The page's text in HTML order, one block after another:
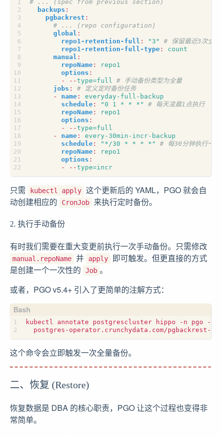
# ... (spec from previous section)
backups :
pgbackrest :
# ... (repo configuration)
global :
repo1-retention-full : "3"
# 保留最近3次全
repo1-retention-full-type :
count
manual :
repoName :
repo1
options :
- --type=full
# 手动备份类型为全量
jobs :
# 定义定时备份任务
- name :
everyday-full-backup
schedule : "0 1 * * *"
# 每天凌晨1点执行
repoName :
repo1
options :
- --type=full
- name :
every-30min-incr-backup
schedule : "*/30 * * * *"
# 每30分钟执行一
repoName :
repo1
options :
- --type=incr
只需 kubectl apply 这个更新后的 YAML，PGO 就会自
动创建相应的
CronJob 来执行定时备份。
2. 执行手动备份
有时我们需要在重大变更前执行一次手动备份。只需修改
manual.repoName 并 apply
即可触发。但更直接的方式
是创建一个一次性的
Job 。
或者，PGO v5.4+ 引入了更简单的注解方式：
kubectl annotate postgrescluster hippo -n pgo --
postgres-operator.crunchydata.com/pgbackrest-
这个命令会立即触发一次全量备份。
二、恢复 (Restore)
恢复数据是 DBA 的核心职责，PGO 让这个过程也变得非
常简单。